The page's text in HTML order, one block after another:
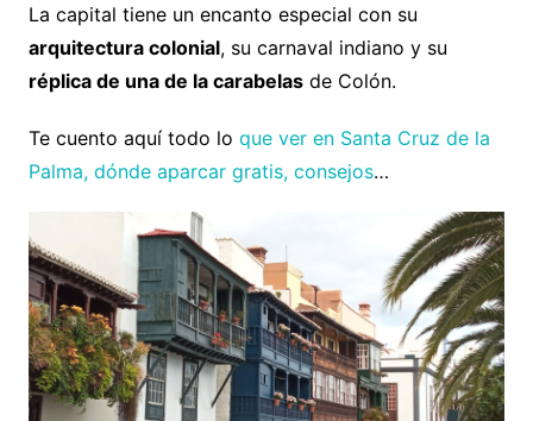
La capital tiene un encanto especial con su
arquitectura colonial, su carnaval indiano y su
réplica de una de la carabelasde Colón.
Te cuento aquí todo lo que ver en Santa Cruz de la
Palma, dónde aparcar gratis, consejos…